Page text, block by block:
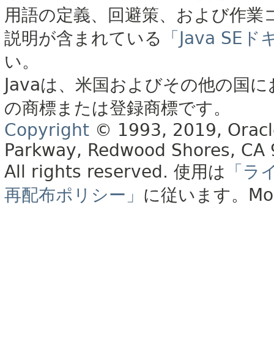
用語の定義、回避策、および作
説明が含まれている
「Java SE
い。
Javaは、米国およびその他の国
の商標または登録商標です。
Copyright © 1993, 2019,
Parkway, Redwood Shores, CA
All rights reserved. 使用は 「ラ
再配布ポリシー」 に従います。